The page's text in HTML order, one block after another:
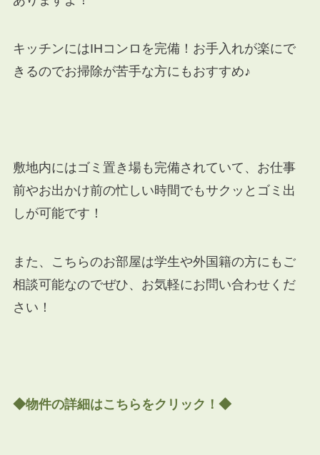
キッチンにはIHコンロを完備！お手入れが楽にで
きるのでお掃除が苦手な方にもおすすめ♪
敷地内にはゴミ置き場も完備されていて、お仕事
前やお出かけ前の忙しい時間でもサクッとゴミ出
しが可能です！
また、こちらのお部屋は学生や外国籍の方にもご
相談可能なのでぜひ、お気軽にお問い合わせくだ
さい！
◆物件の詳細はこちらをクリック！◆